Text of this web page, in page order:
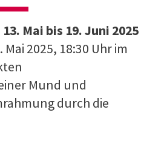
Mai bis 19. Juni 2025
Mai 2025, 18:30 Uhr im
Mund und
durch die